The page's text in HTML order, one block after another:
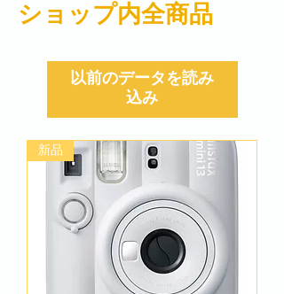
以前のデータを読み
込み
新品
​ショップ内全商品